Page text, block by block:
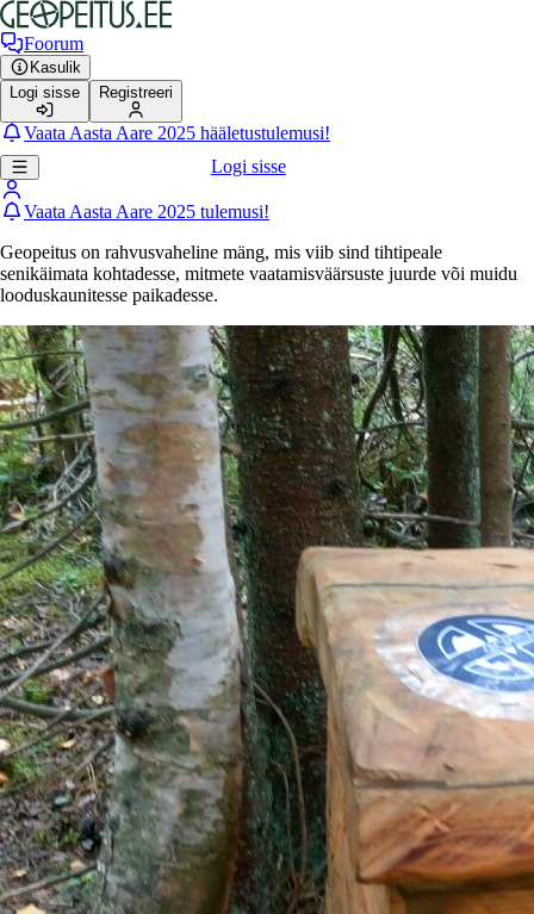
Foorum
Kasulik
Logi sisse
Registreeri
Vaata Aasta Aare 2025 hääletustulemusi!
Logi sisse
Vaata Aasta Aare 2025 tulemusi!
Geopeitus on rahvusvaheline mäng, mis viib sind tihtipeale
senikäimata kohtadesse, mitmete vaatamisväärsuste juurde või muidu
looduskaunitesse paikadesse.